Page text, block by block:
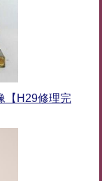
【H29修理完